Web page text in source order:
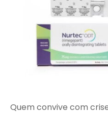
Quem convive com